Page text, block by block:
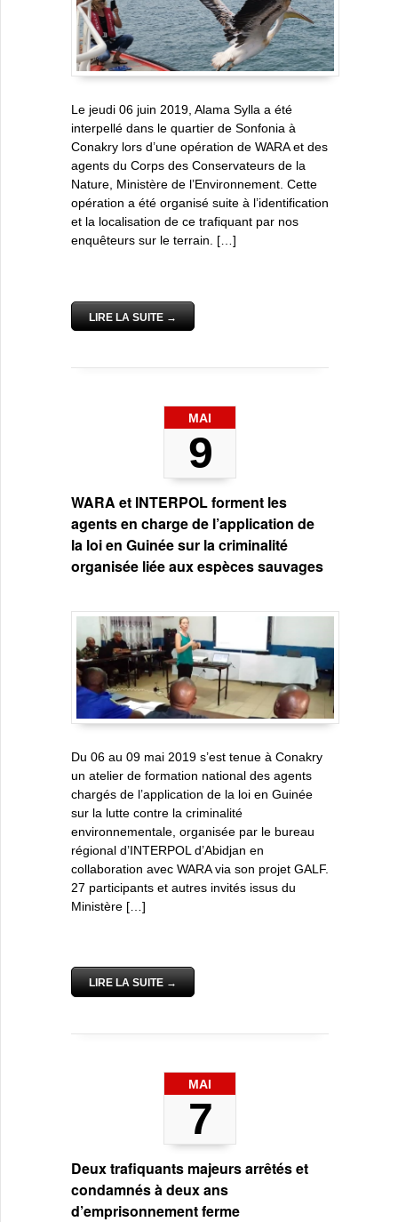
Le jeudi 06 juin 2019, Alama Sylla a été
interpellé dans le quartier de Sonfonia à
Conakry lors d’une opération de WARA et des
agents du Corps des Conservateurs de la
Nature, Ministère de l’Environnement. Cette
opération a été organisé suite à l’identification
et la localisation de ce trafiquant par nos
enquêteurs sur le terrain. […]
LIRE LA SUITE →
MAI
9
WARA et INTERPOL forment les
agents en charge de l’application de
la loi en Guinée sur la criminalité
organisée liée aux espèces sauvages
Du 06 au 09 mai 2019 s’est tenue à Conakry
un atelier de formation national des agents
chargés de l’application de la loi en Guinée
sur la lutte contre la criminalité
environnementale, organisée par le bureau
régional d’INTERPOL d’Abidjan en
collaboration avec WARA via son projet GALF.
27 participants et autres invités issus du
Ministère […]
LIRE LA SUITE →
MAI
7
Deux trafiquants majeurs arrêtés et
condamnés à deux ans
d’emprisonnement ferme